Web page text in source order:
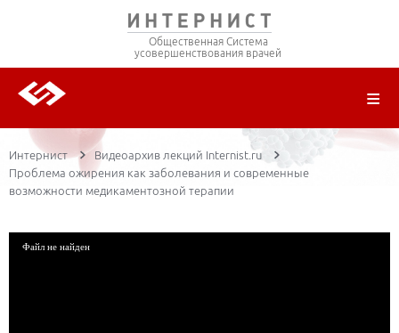
Общественная Система
усовершенствования врачей
ЦИКЛЫ ПЕРЕДАЧ
Интернист
Видеоархив лекций Internist.ru
Проблема ожирения как заболевания и современные
возможности медикаментозной терапии